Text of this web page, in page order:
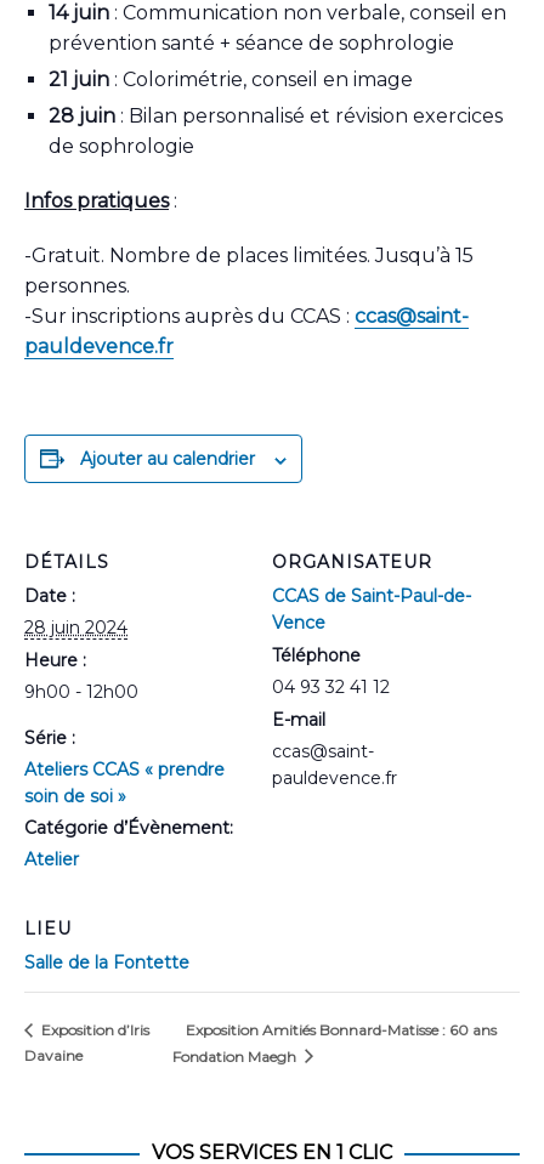
14 juin : Communication non verbale, conseil en
prévention santé + séance de sophrologie
21 juin : Colorimétrie, conseil en image
28 juin : Bilan personnalisé et révision exercices
de sophrologie
Infos pratiques:
-Gratuit. Nombre de places limitées. Jusqu’à 15
personnes.
-Sur inscriptions auprès du CCAS : ccas@saint-
pauldevence.fr
Ajouter au calendrier
DÉTAILS
Date :
28 juin 2024
Heure :
9h00 - 12h00
Série :
Ateliers CCAS « prendre
soin de soi »
Catégorie d’Évènement:
Atelier
ORGANISATEUR
CCAS de Saint-Paul-de-
Vence
Téléphone
04 93 32 41 12
E-mail
ccas@saint-
pauldevence.fr
LIEU
Salle de la Fontette
Exposition d’Iris
Davaine
Exposition Amitiés Bonnard-Matisse : 60 ans
Fondation Maegh
VOS SERVICES EN 1 CLIC